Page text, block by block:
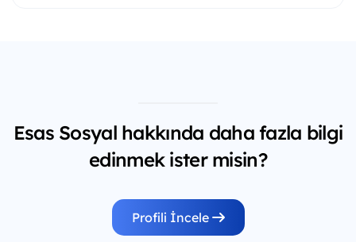
Esas Sosyal hakkında daha fazla bilgi
edinmek ister misin?
Profili İncele